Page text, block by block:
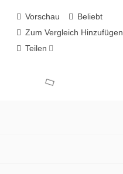
Vorschau
Beliebt
Zum Vergleich Hinzufügen
Teilen